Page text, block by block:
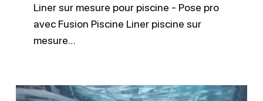
Liner sur mesure pour piscine - Pose pro
avec Fusion Piscine Liner piscine sur
mesure…
Quel